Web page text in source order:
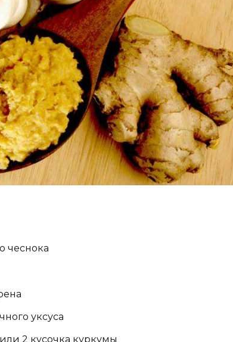
чеснока
уксуса
2 кусочка куркумы